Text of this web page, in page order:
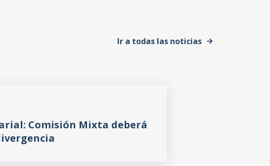
Ir a todas las noticias
Comisión Mixta deberá